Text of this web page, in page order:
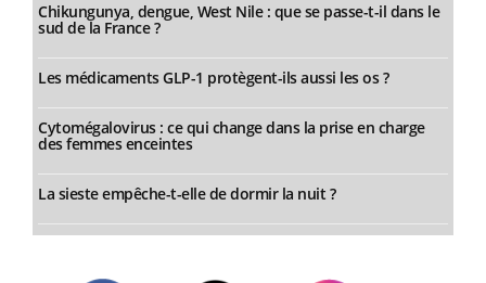
Chikungunya, dengue, West Nile : que se passe-t-il dans le
sud de la France ?
Les médicaments GLP-1 protègent-ils aussi les os ?
Cytomégalovirus : ce qui change dans la prise en charge
des femmes enceintes
La sieste empêche-t-elle de dormir la nuit ?